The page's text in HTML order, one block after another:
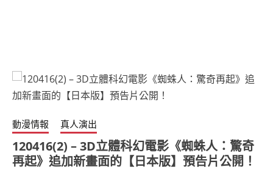
動漫情報 真人演出
120416(2) – 3D立體科幻電影《蜘蛛人：驚奇
再起》追加新畫面的【日本版】預告片公開！